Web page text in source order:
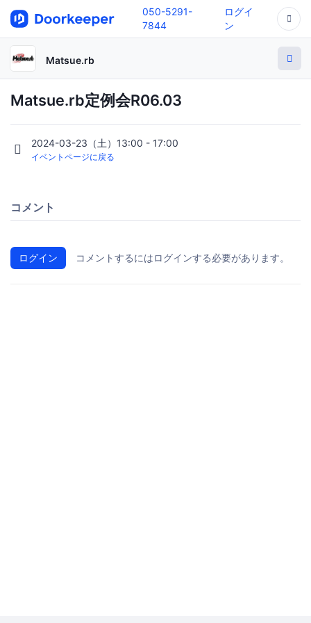
050-5291-
7844
ログイ
ン
Matsue.rb
Matsue.rb定例会R06.03
2024-03-23（土）13:00 - 17:00
イベントページに戻る
コメント
ログイン コメントするにはログインする必要があります。